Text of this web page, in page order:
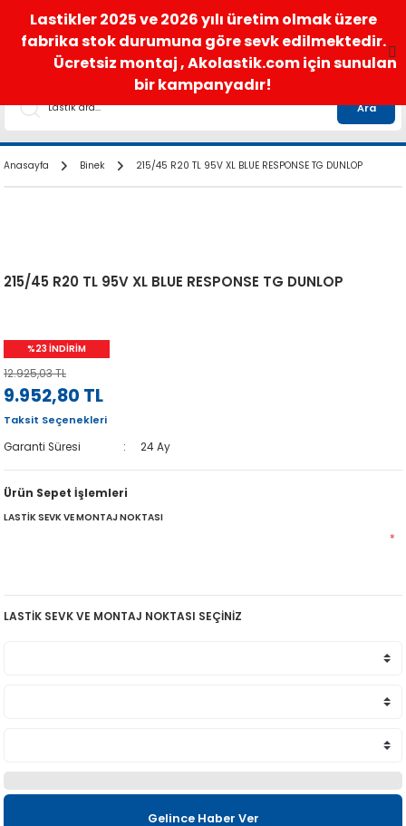
satis@akolastik.com 0 850 285 63 85
Ara
Anasayfa Binek 215/45 R20 TL 95V XL BLUE RESPONSE TG DUNLOP
215/45 R20 TL 95V XL BLUE RESPONSE TG DUNLOP
%23 İNDİRİM
12.925,03 TL
9.952,80 TL
Taksit Seçenekleri
Garanti Süresi
24 Ay
Ürün Sepet İşlemleri
LASTİK SEVK VE MONTAJ NOKTASI
*
LASTİK SEVK VE MONTAJ NOKTASI SEÇİNİZ
Gelince Haber Ver
Lastikler 2025 ve 2026 yılı üretim olmak üzere
fabrika stok durumuna göre sevk edilmektedir.
Ücretsiz montaj , Akolastik.com için sunulan
bir kampanyadır!